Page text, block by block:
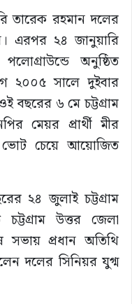
তারেক রহমান দলের
এরপর ২৪ জানুয়ারি
অনুষ্ঠিত
২০০৫ সালে দুইবার
বছরের ৬ মে চট্টগ্রাম
মেয়র প্রার্থী মীর
ভোট চেয়ে আয়োজিত
২৪ জুলাই চট্টগ্রাম
চট্টগ্রাম উত্তর জেলা
সভায় প্রধান অতিথি
দলের সিনিয়র যুগ্ম